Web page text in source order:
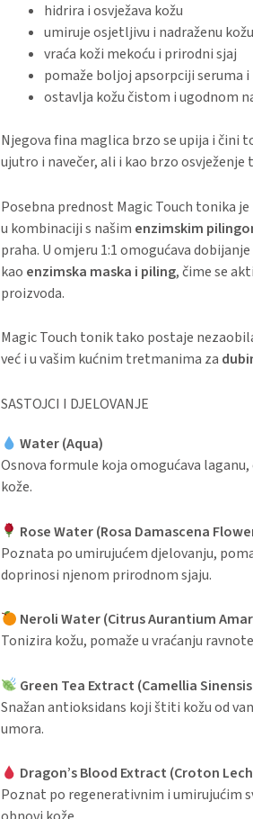
hidrira i osvježava kožu
umiruje osjetljivu i nadraženu kožu
vraća koži mekoću i prirodni sjaj
pomaže boljoj apsorpciji seruma i
ostavlja kožu čistom i ugodnom
Njegova fina maglica brzo se upija i čini
ujutro i navečer, ali i kao brzo osvježenje
Posebna prednost Magic Touch tonika je
u kombinaciji s našim enzimskim
praha. U omjeru 1:1 omogućava dobijanje
kao enzimska maska i piling, čime se
proizvoda.
Magic Touch tonik tako postaje
već i u vašim kućnim tretmanima za
SASTOJCI I DJELOVANJE
Water (Aqua)
Osnova formule koja omogućava
kože.
Rose Water (Rosa Damascena
Poznata po umirujućem djelovanju,
doprinosi njenom prirodnom sjaju.
Neroli Water (Citrus Aurantium
Tonizira kožu, pomaže u vraćanju
Green Tea Extract (Camellia
Snažan antioksidans koji štiti kožu od
umora.
Dragon’s Blood Extract (Croton
Poznat po regenerativnim i umirujućim